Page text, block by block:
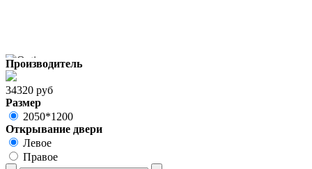
Производитель
34320 руб
Размер
2050*1200
Открывание двери
Левое
Правое